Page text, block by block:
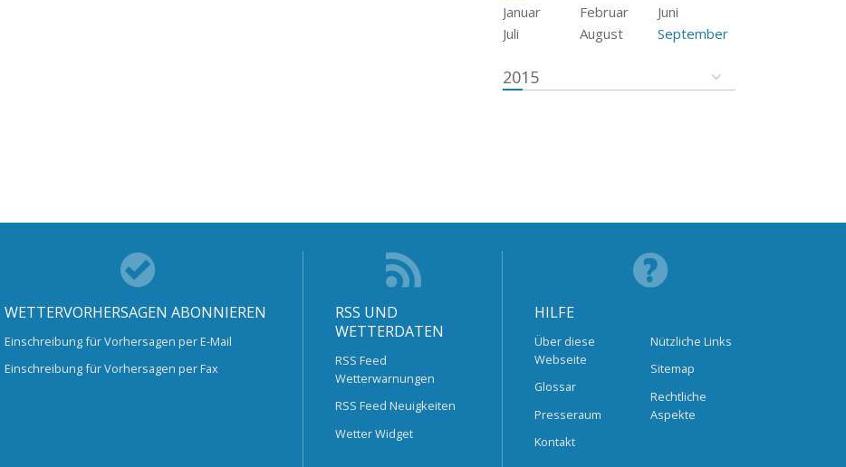
Januar Februar
Juni
Juli
August September
2015
WETTERVORHERSAGEN ABONNIEREN
Einschreibung für Vorhersagen per E-Mail
Einschreibung für Vorhersagen per Fax
RSS UND
WETTERDATEN
RSS Feed
Wetterwarnungen
RSS Feed Neuigkeiten
Wetter Widget
HILFE
Über diese
Webseite
Glossar
Presseraum
Kontakt
Nützliche Links
Sitemap
Rechtliche
Aspekte